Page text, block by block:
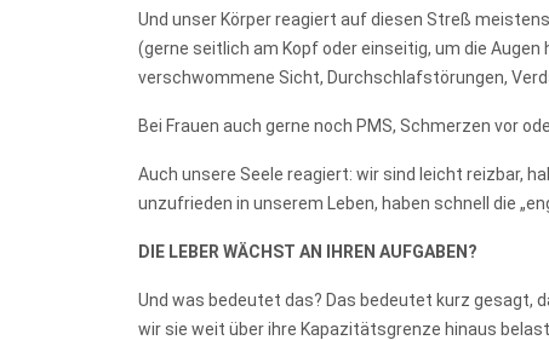
Und unser Körper reagiert auf diesen Streß
(gerne seitlich am Kopf oder einseitig, um die
verschwommene Sicht, Durchschlafstörungen,
Bei Frauen auch gerne noch PMS, Schmerzen vor
Auch unsere Seele reagiert: wir sind leicht reizbar,
unzufrieden in unserem Leben, haben schnell die
DIE LEBER WÄCHST AN IHREN AUFGABEN?
Und was bedeutet das? Das bedeutet kurz gesagt,
wir sie weit über ihre Kapazitätsgrenze hinaus